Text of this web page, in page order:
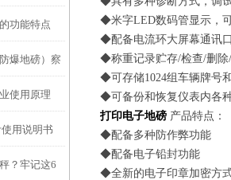
功能特点
爆地磅）察
使用原理
用说明书
？牢记这6
◆米字LED数码管显示，
◆配备电流环大屏幕通讯
◆称重记录贮存/检查/删除
◆可存储1024组车辆牌号
◆可备份和恢复仪表内各
打印电子地磅 产品特点：
◆配备多种防作弊功能
◆配备电子铅封功能
◆全新的电子印章加密方